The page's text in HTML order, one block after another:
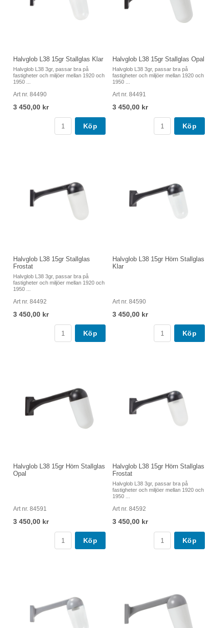
Halvglob L38 15gr Stallglas Klar
Halvglob L38 3gr, passar bra på
fastigheter och miljöer mellan 1920 och
1950 ...
Art nr. 84490
3 450,00 kr
Köp
Halvglob L38 15gr Stallglas Opal
Halvglob L38 3gr, passar bra på
fastigheter och miljöer mellan 1920 och
1950 ...
Art nr. 84491
3 450,00 kr
Köp
Halvglob L38 15gr Stallglas
Frostat
Halvglob L38 3gr, passar bra på
fastigheter och miljöer mellan 1920 och
1950 ...
Art nr. 84492
3 450,00 kr
Köp
Halvglob L38 15gr Hörn Stallglas
Klar
Art nr. 84590
3 450,00 kr
Köp
Halvglob L38 15gr Hörn Stallglas
Opal
Art nr. 84591
3 450,00 kr
Köp
Halvglob L38 15gr Hörn Stallglas
Frostat
Halvglob L38 3gr, passar bra på
fastigheter och miljöer mellan 1920 och
1950 ...
Art nr. 84592
3 450,00 kr
Köp